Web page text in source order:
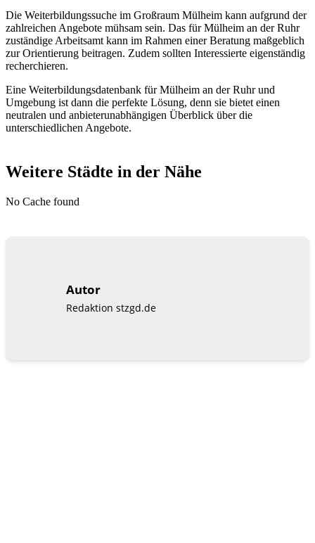
Die Weiterbildungssuche im Großraum Mülheim kann aufgrund der
zahlreichen Angebote mühsam sein. Das für Mülheim an der Ruhr
zuständige Arbeitsamt kann im Rahmen einer Beratung maßgeblich
zur Orientierung beitragen. Zudem sollten Interessierte eigenständig
recherchieren.
Eine Weiterbildungsdatenbank für Mülheim an der Ruhr und
Umgebung ist dann die perfekte Lösung, denn sie bietet einen
neutralen und anbieterunabhängigen Überblick über die
unterschiedlichen Angebote.
Weitere Städte in der Nähe
No Cache found
Autor
Redaktion stzgd.de